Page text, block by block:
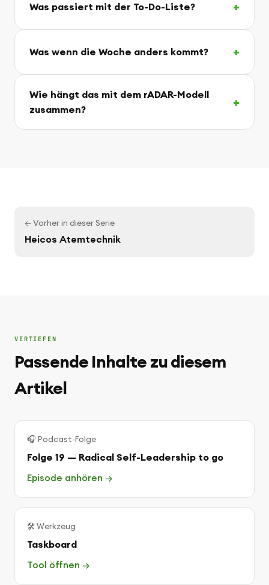
Was passiert mit der To-Do-Liste?
Was wenn die Woche anders kommt?
Wie hängt das mit dem rADAR-Modell
zusammen?
← Vorher in dieser Serie
Heicos Atemtechnik
VERTIEFEN
Passende Inhalte zu diesem
Artikel
🎧 Podcast-Folge
Folge 19 — Radical Self-Leadership to go
Episode anhören →
🛠 Werkzeug
Taskboard
Tool öffnen →